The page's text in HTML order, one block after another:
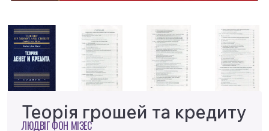
Теорія грошей та кредиту
ЛЮДВІГ ФОН МІЗЕС